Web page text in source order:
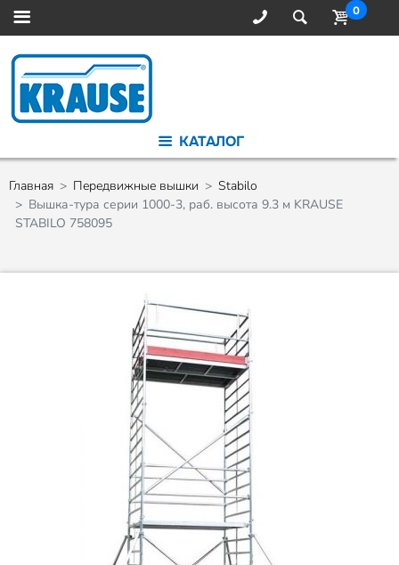
0
КАТАЛОГ
Главная Передвижные вышки
Stabilo
Вышка-тура серии 1000-3, раб. высота 9.3 м KRAUSE
STABILO 758095